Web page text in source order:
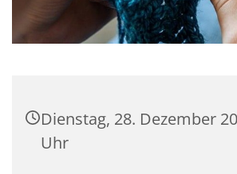
Dienstag, 28. Dezember
Uhr